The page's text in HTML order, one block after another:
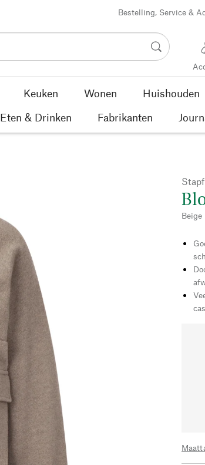
Bestelling, Service &
Keuken Wonen Huishouden
Eten & Drinken Fabrikanten
Stapf
Beige